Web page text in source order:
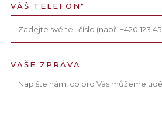
VÁŠ TELEFON*
VAŠE ZPRÁVA